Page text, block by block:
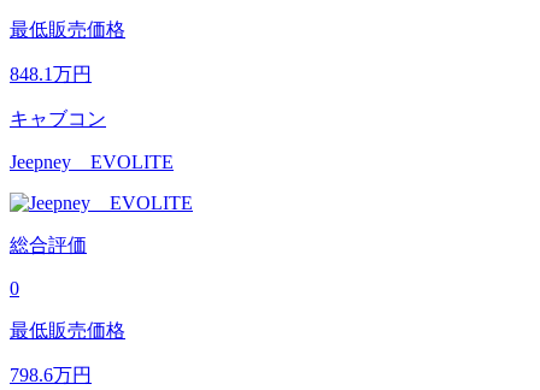
最低販売価格
848.1万円
キャブコン
Jeepney EVOLITE
総合評価
0
最低販売価格
798.6万円